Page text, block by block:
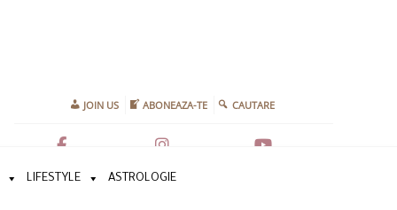
JOIN US ABONEAZA-TE CAUTARE
LIFESTYLE ASTROLOGIE